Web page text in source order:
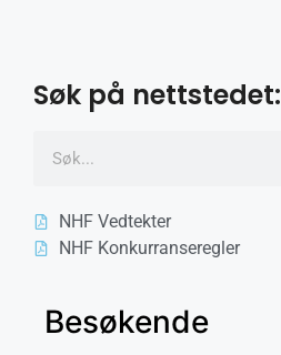
Søk på nettstedet:
NHF Vedtekter
NHF Konkurranseregler
Besøkende